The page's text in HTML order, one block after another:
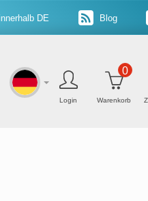
DE Blog
Login Warenkorb
0